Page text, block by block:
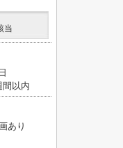
当
間以内
あり